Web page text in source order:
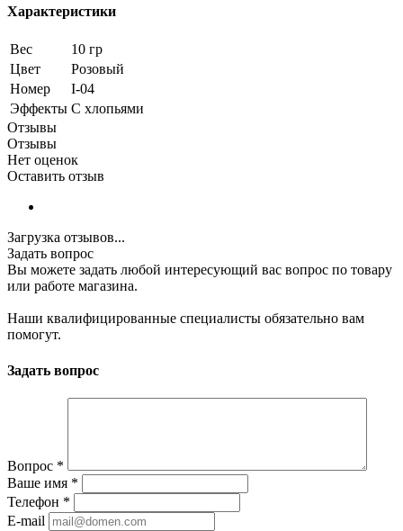
Характеристики
Вес
10 гр
Цвет
Розовый
Номер
I-04
Эффекты С хлопьями
Отзывы
Отзывы
Нет оценок
Оставить отзыв
Загрузка отзывов...
Задать вопрос
Вы можете задать любой интересующий вас вопрос по товару
или работе магазина.
Наши квалифицированные специалисты обязательно вам
помогут.
Задать вопрос
Вопрос *
Ваше имя *
Телефон *
E-mail